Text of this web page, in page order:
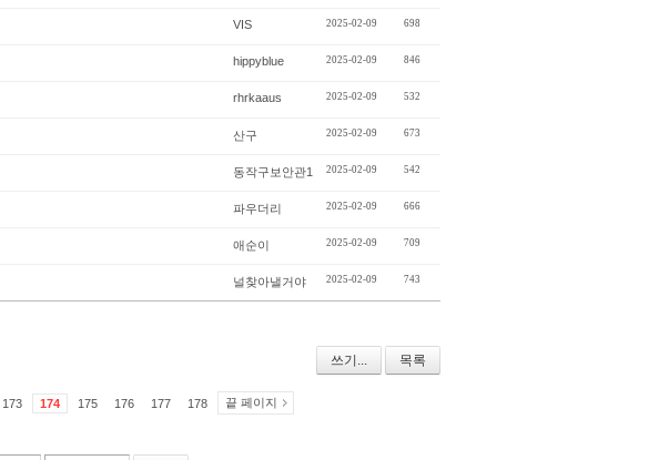
VIS 2025-02-09 698
hippyblue 2025-02-09 846
rhrkaaus 2025-02-09 532
산구 2025-02-09 673
동작구보안관1 2025-02-09 542
파우더리 2025-02-09 666
애순이 2025-02-09 709
널찾아낼거야 2025-02-09 743
쓰기... 목록
173 174 175 176 177 178 끝 페이지